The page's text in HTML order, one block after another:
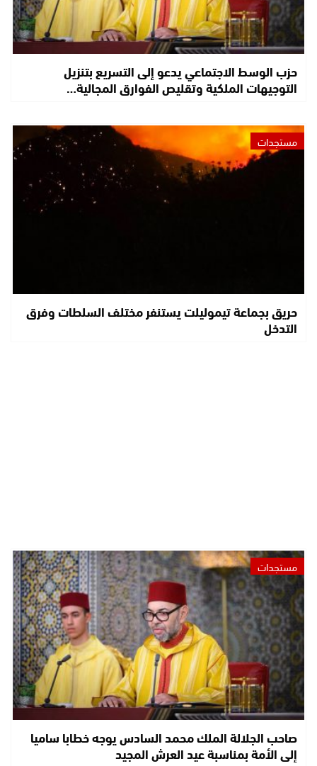
حزب الوسط الاجتماعي يدعو إلى التسريع بتنزيل
التوجيهات الملكية وتقليص الفوارق المجالية…
مستجدات
حريق بجماعة تيموليلت يستنفر مختلف السلطات وفرق
التدخل
مستجدات
صاحب الجلالة الملك محمد السادس يوجه خطابا ساميا
إلى الأمة بمناسبة عيد العرش المجيد